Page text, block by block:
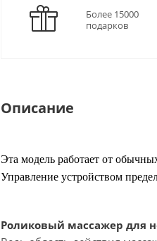
Более 15000
подарков
Описание
Эта модель работает от
Управление устройством
Роликовый массажер для